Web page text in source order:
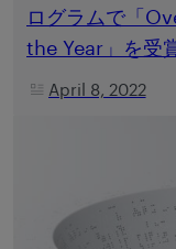
ログラムで「
the Year」を受
April 8, 2022